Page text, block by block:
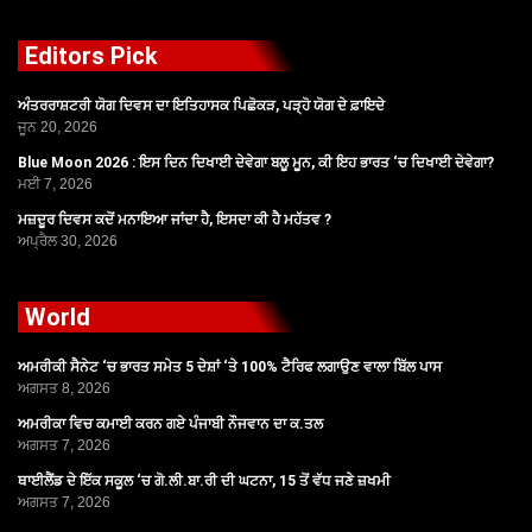
Editors Pick
ਅੰਤਰਰਾਸ਼ਟਰੀ ਯੋਗ ਦਿਵਸ ਦਾ ਇਤਿਹਾਸਕ ਪਿਛੋਕੜ, ਪੜ੍ਹੋ ਯੋਗ ਦੇ ਫ਼ਾਇਦੇ
ਜੂਨ 20, 2026
Blue Moon 2026 : ਇਸ ਦਿਨ ਦਿਖਾਈ ਦੇਵੇਗਾ ਬਲੂ ਮੂਨ, ਕੀ ਇਹ ਭਾਰਤ ‘ਚ ਦਿਖਾਈ ਦੇਵੇਗਾ?
ਮਈ 7, 2026
ਮਜ਼ਦੂਰ ਦਿਵਸ ਕਦੋਂ ਮਨਾਇਆ ਜਾਂਦਾ ਹੈ, ਇਸਦਾ ਕੀ ਹੈ ਮਹੱਤਵ ?
ਅਪ੍ਰੈਲ 30, 2026
World
ਅਮਰੀਕੀ ਸੈਨੇਟ ‘ਚ ਭਾਰਤ ਸਮੇਤ 5 ਦੇਸ਼ਾਂ ‘ਤੇ 100% ਟੈਰਿਫ ਲਗਾਉਣ ਵਾਲਾ ਬਿੱਲ ਪਾਸ
ਅਗਸਤ 8, 2026
ਅਮਰੀਕਾ ਵਿਚ ਕਮਾਈ ਕਰਨ ਗਏ ਪੰਜਾਬੀ ਨੌਜਵਾਨ ਦਾ ਕ.ਤਲ
ਅਗਸਤ 7, 2026
ਥਾਈਲੈਂਡ ਦੇ ਇੱਕ ਸਕੂਲ ‘ਚ ਗੋ.ਲੀ.ਬਾ.ਰੀ ਦੀ ਘਟਨਾ, 15 ਤੋਂ ਵੱਧ ਜਣੇ ਜ਼ਖਮੀ
ਅਗਸਤ 7, 2026